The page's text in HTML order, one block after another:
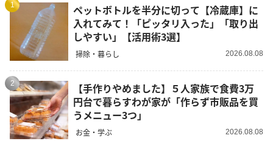
1
ペットボトルを半分に切って【冷蔵庫】に
入れてみて！「ピッタリ入った」「取り出
しやすい」【活用術3選】
掃除・暮らし 2026.08.08
2
【手作りやめました】５人家族で食費3万
円台で暮らすわが家が「作らず市販品を買
うメニュー3つ」
お金・学ぶ 2026.08.08